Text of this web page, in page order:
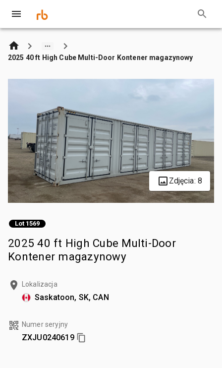
2025 40 ft High Cube Multi-Door Kontener magazynowy
Zdjęcia: 8
Lot 1569
2025 40 ft High Cube Multi-Door
Kontener magazynowy
Lokalizacja
Saskatoon, SK, CAN
Numer seryjny
ZXJU0240619